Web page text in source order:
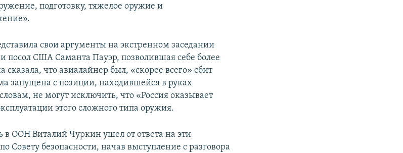
подготовку, тяжелое оружие и
свои аргументы на экстренном заседании
посол США Саманта Пауэр, позволившая себе более
что авиалайнер был, «скорее всего» сбит
запущена с позиции, находившейся в руках
не могут исключить, что «Россия оказывает
этого сложного типа оружия.
в ООН Виталий Чуркин ушел от ответа на эти
Совету безопасности, начав выступление с разговора